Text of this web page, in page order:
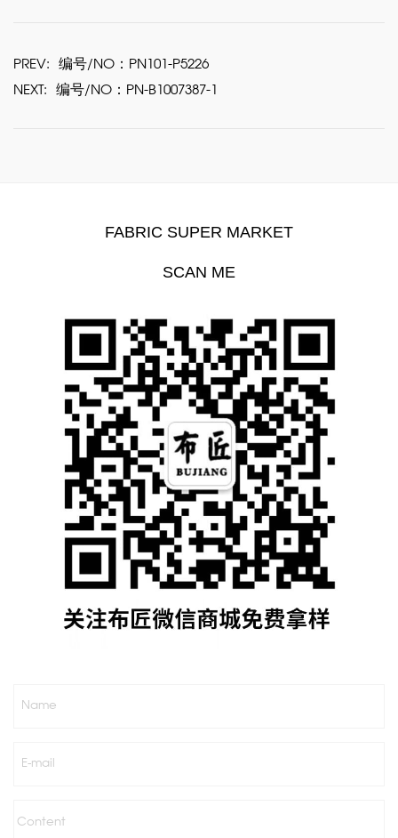
PREV: 编号/NO：PN101-P5226
NEXT: 编号/NO：PN-B1007387-1
FABRIC SUPER MARKET
SCAN ME
Name
E-mail
Content